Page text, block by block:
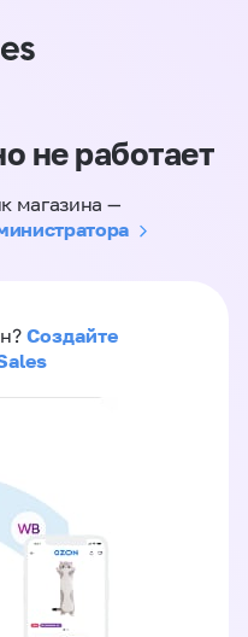
не работает
магазина —
Создайте